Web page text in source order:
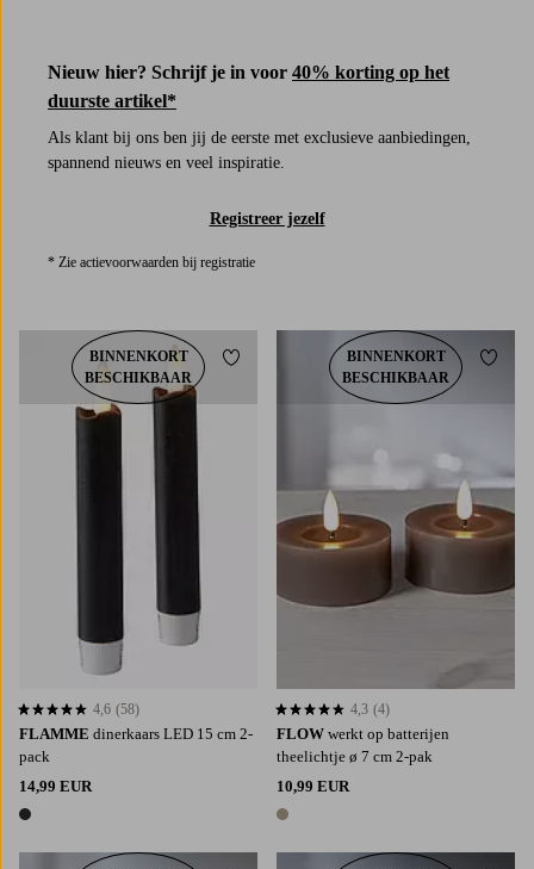
Nieuw hier? Schrijf je in voor 40% korting op het
duurste artikel*
Als klant bij ons ben jij de eerste met exclusieve aanbiedingen,
spannend nieuws en veel inspiratie.
Registreer jezelf
* Zie actievoorwaarden bij registratie
FLAMME dinerkaars LED 15 cm 2-
pack
14,99 EUR
1 kleur
4,6 op basis van 58 beoordelingen
4,6 (58)
BINNENKORT
BESCHIKBAAR
Toevoegen aan favorieten
FLOW werkt op batterijen
theelichtje ø 7 cm 2-pak
10,99 EUR
1 kleur
4,3 op basis van 4 beoordelingen
4,3 (4)
BINNENKORT
BESCHIKBAAR